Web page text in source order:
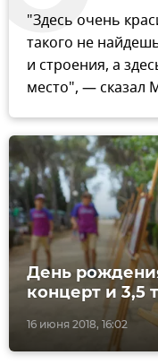
"Здесь очень
такого не
и строения, а
место", — сказал
16 июня 2018, 16:02
День
концерт и 3,5